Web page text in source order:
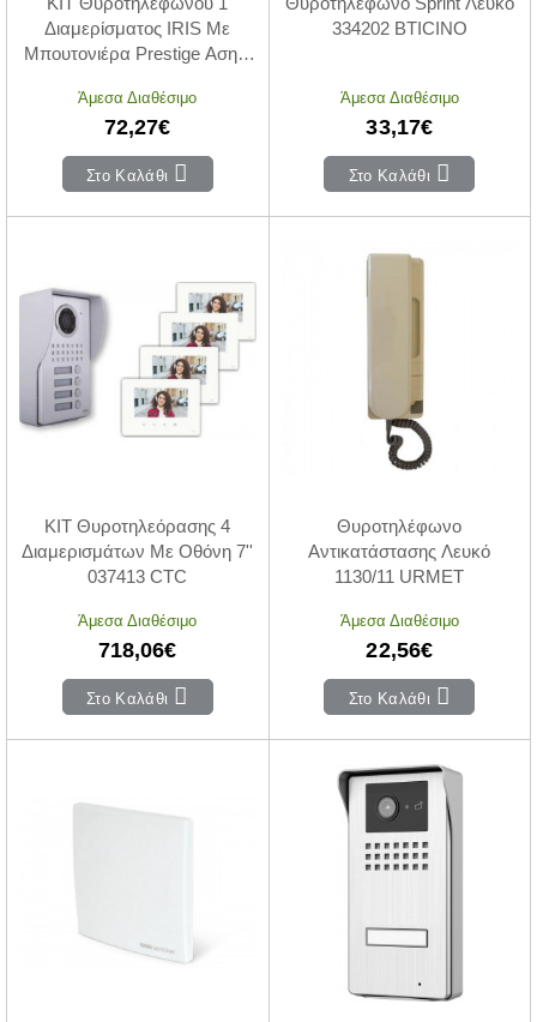
Διαμερίσματος IRIS Με
Μπουτονιέρα Prestige Ασημί
Άμεσα Διαθέσιμο
72,27€
Στο Καλάθι
334202 BTICINO
Άμεσα Διαθέσιμο
33,17€
Στο Καλάθι
KIT Θυροτηλεόρασης 4
Διαμερισμάτων Με Οθόνη 7''
037413 CTC
Άμεσα Διαθέσιμο
718,06€
Στο Καλάθι
Θυροτηλέφωνο
Αντικατάστασης Λευκό
1130/11 URMET
Άμεσα Διαθέσιμο
22,56€
Στο Καλάθι